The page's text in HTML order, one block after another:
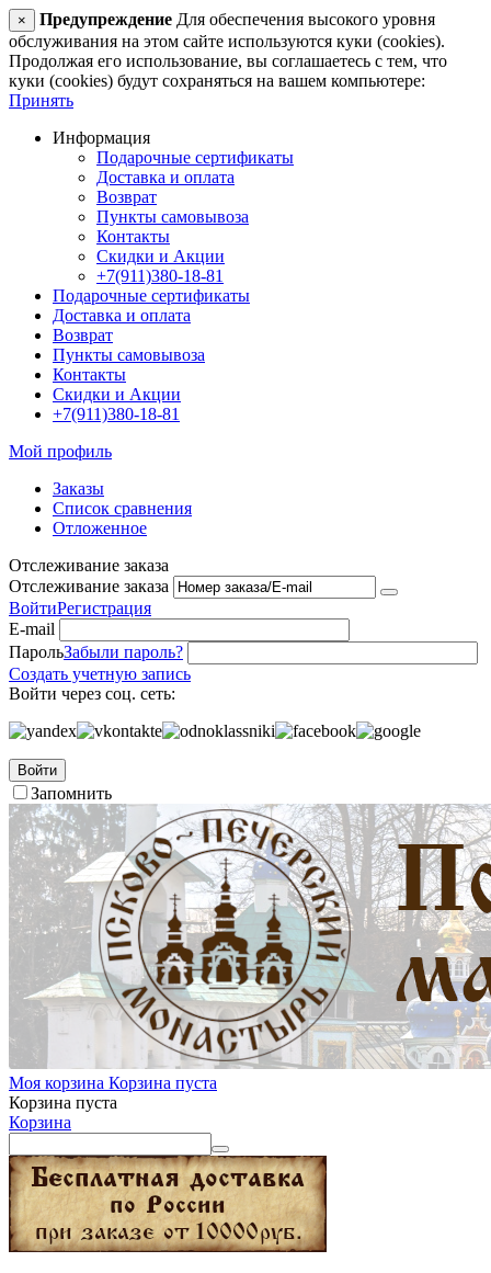
× Предупреждение Для обеспечения высокого уровня
обслуживания на этом сайте используются куки (cookies).
Продолжая его использование, вы соглашаетесь с тем, что
куки (cookies) будут сохраняться на вашем компьютере:
Принять
Информация
Подарочные сертификаты
Доставка и оплата
Возврат
Пункты самовывоза
Контакты
Скидки и Акции
+7(911)380-18-81
Подарочные сертификаты
Доставка и оплата
Возврат
Пункты самовывоза
Контакты
Скидки и Акции
+7(911)380-18-81
Мой профиль
Заказы
Список сравнения
Отложенное
Отслеживание заказа
Отслеживание заказа
ВойтиРегистрация
E-mail
ПарольЗабыли пароль?
Создать учетную запись
Войти через соц. сеть:
Войти
Запомнить
Моя корзина Корзина пуста
Корзина пуста
Корзина